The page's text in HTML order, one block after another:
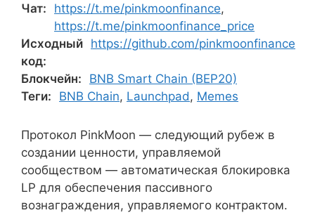
Чат: https://t.me/pinkmoonfinance,
https://t.me/pinkmoonfinance_price
Исходный
код:
https://github.com/pinkmoonfinance
Блокчейн:
BNB Smart Chain (BEP20)
Теги:
BNB Chain, Launchpad, Memes
Протокол PinkMoon — следующий рубеж в
создании ценности, управляемой
сообществом — автоматическая блокировка
LP для обеспечения пассивного
вознаграждения, управляемого контрактом.